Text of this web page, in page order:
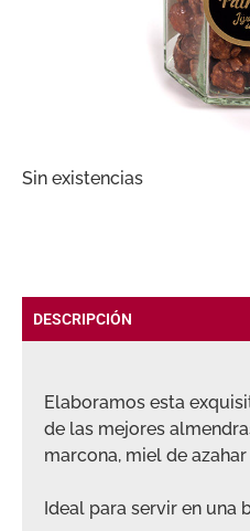
Sin existencias
DESCRIPCIÓN
Elaboramos esta
de las mejores
marcona, miel de
Ideal para servir en una